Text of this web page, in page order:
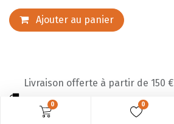
0 0
Ajouter au panier
Livraison offerte à partir de 150 €